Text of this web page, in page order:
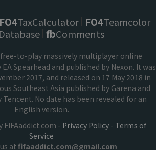
FO4TaxCalculator FO4Teamcolor
Database fbComments
free-to-play massively multiplayer online
Spearhead and published by Nexon. It was
2017, and released on 17 May 2018 in
Southeast Asia published by Garena and
Tencent. No date has been revealed for an
English version.
FIFAaddict.com - Privacy Policy- Terms of
Service
at fifaaddict.com@gmail.com